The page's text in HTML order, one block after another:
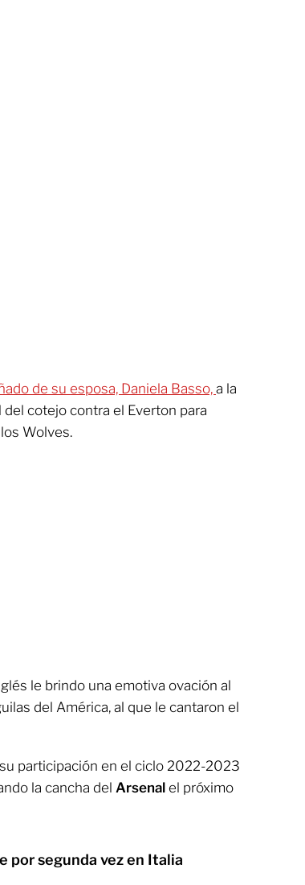
de su esposa, Daniela Basso, a la
cotejo contra el Everton para
Wolves.
le brindo una emotiva ovación al
del América, al que le cantaron el
participación en el ciclo 2022-2023
la cancha del Arsenal el próximo
por segunda vez en Italia